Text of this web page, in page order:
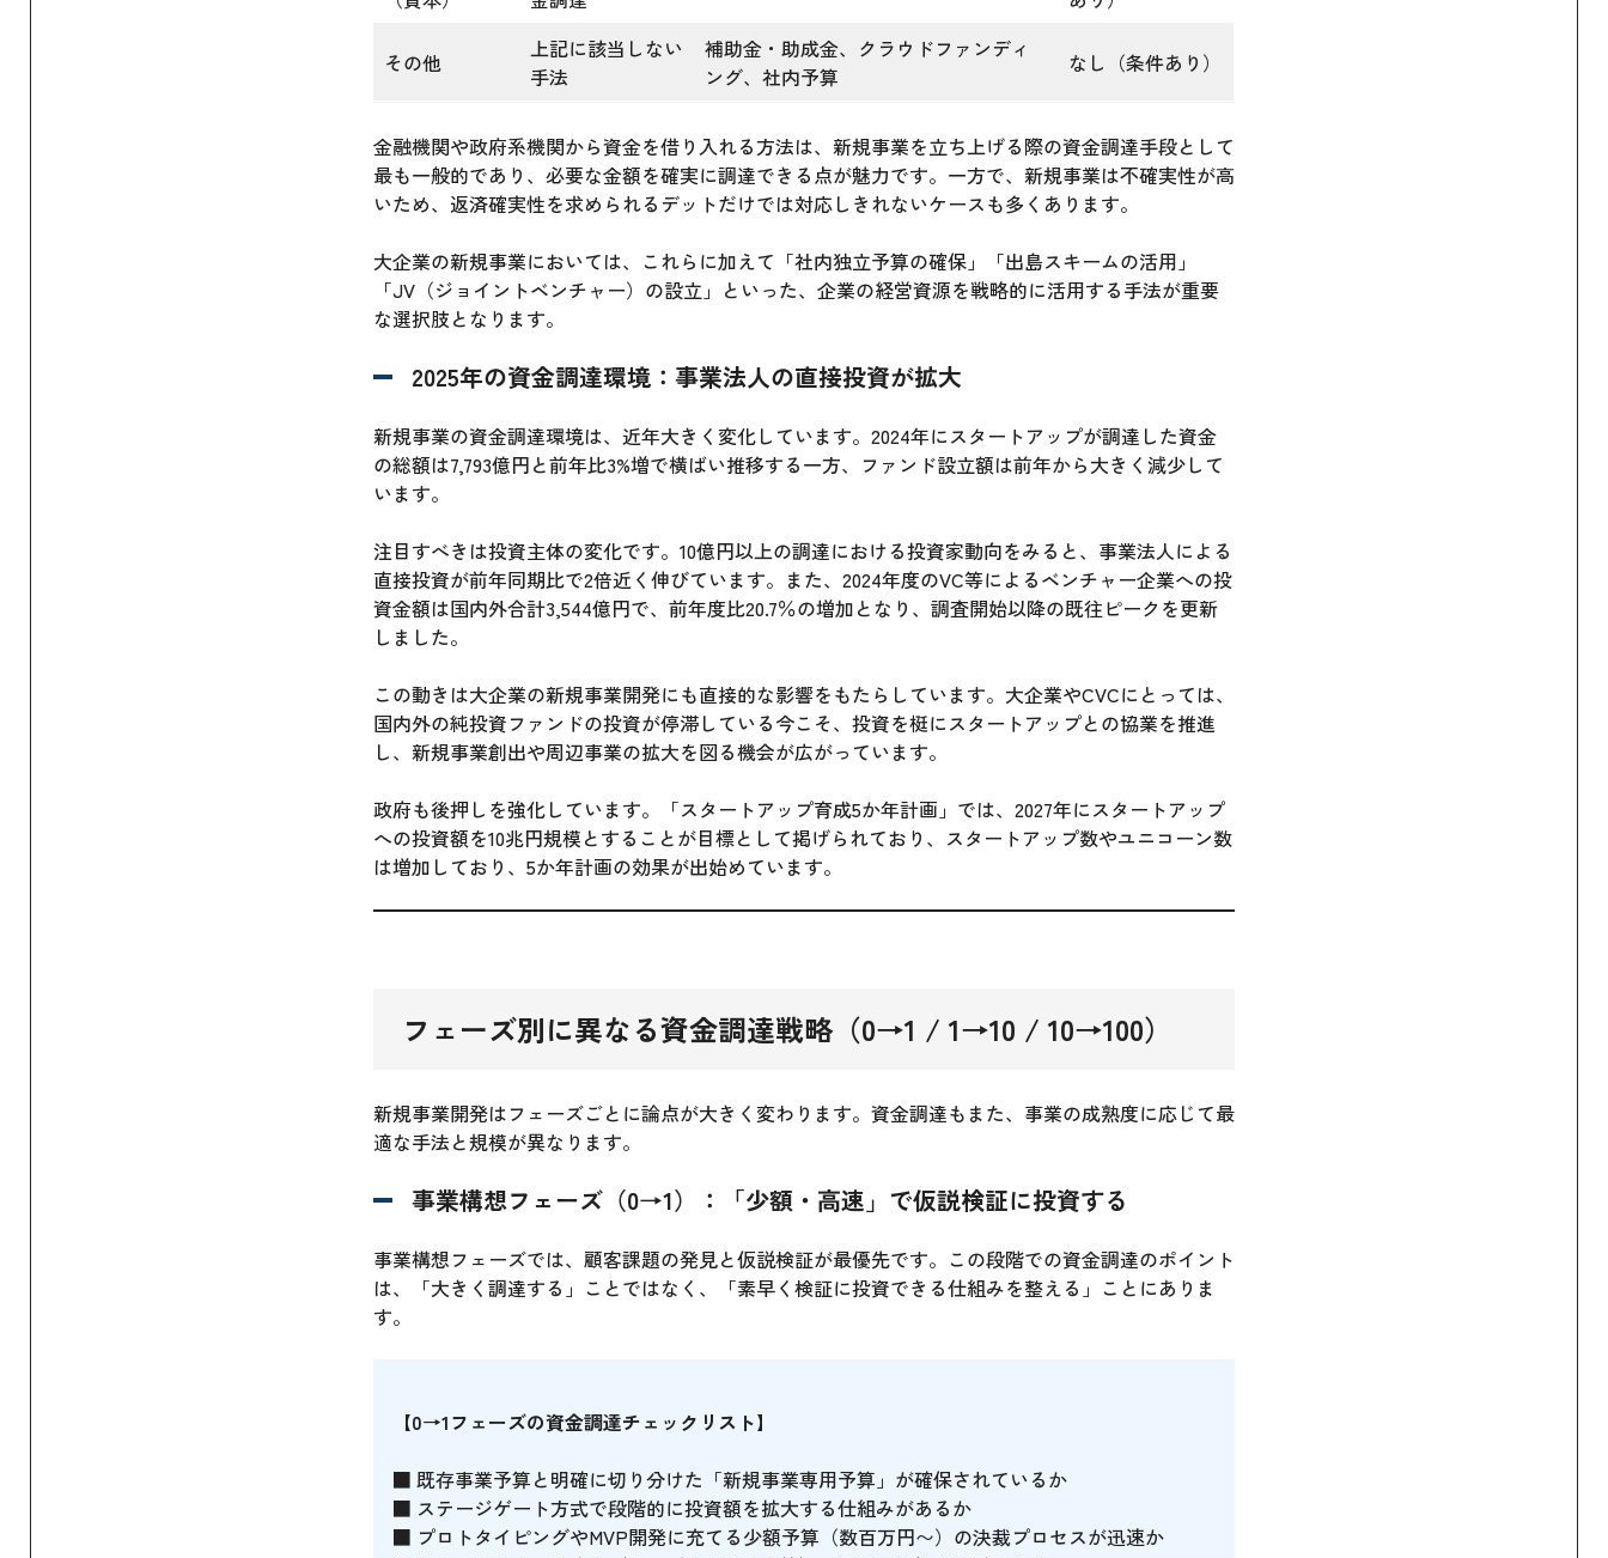
その他
上記に該当しない
手法
補助金・助成金、クラウドファンディ
ング、社内予算
なし（条件あり）
金融機関や政府系機関から資金を借り入れる方法は、新規事業を立ち上げる際の資金調達手段として
最も一般的であり、必要な金額を確実に調達できる点が魅力です。一方で、新規事業は不確実性が高
いため、返済確実性を求められるデットだけでは対応しきれないケースも多くあります。
大企業の新規事業においては、これらに加えて「社内独立予算の確保」「出島スキームの活用」
「JV（ジョイントベンチャー）の設立」といった、企業の経営資源を戦略的に活用する手法が重要
な選択肢となります。
2025年の資金調達環境：事業法人の直接投資が拡大
新規事業の資金調達環境は、近年大きく変化しています。2024年にスタートアップが調達した資金
の総額は7,793億円と前年比3%増で横ばい推移する一方、ファンド設立額は前年から大きく減少して
います。
注目すべきは投資主体の変化です。10億円以上の調達における投資家動向をみると、事業法人による
直接投資が前年同期比で2倍近く伸びています。また、2024年度のVC等によるベンチャー企業への投
資金額は国内外合計3,544億円で、前年度比20.7％の増加となり、調査開始以降の既往ピークを更新
しました。
この動きは大企業の新規事業開発にも直接的な影響をもたらしています。大企業やCVCにとっては、
国内外の純投資ファンドの投資が停滞している今こそ、投資を梃にスタートアップとの協業を推進
し、新規事業創出や周辺事業の拡大を図る機会が広がっています。
政府も後押しを強化しています。「スタートアップ育成5か年計画」では、2027年にスタートアップ
への投資額を10兆円規模とすることが目標として掲げられており、スタートアップ数やユニコーン数
は増加しており、5か年計画の効果が出始めています。
フェーズ別に異なる資金調達戦略（0→1 / 1→10 / 10→100）
新規事業開発はフェーズごとに論点が大きく変わります。資金調達もまた、事業の成熟度に応じて最
適な手法と規模が異なります。
事業構想フェーズ（0→1）：「少額・高速」で仮説検証に投資する
事業構想フェーズでは、顧客課題の発見と仮説検証が最優先です。この段階での資金調達のポイント
は、「大きく調達する」ことではなく、「素早く検証に投資できる仕組みを整える」ことにありま
す。
【0→1フェーズの資金調達チェックリスト】
■ 既存事業予算と明確に切り分けた「新規事業専用予算」が確保されているか
■ ステージゲート方式で段階的に投資額を拡大する仕組みがあるか
■ プロトタイピングやMVP開発に充てる少額予算（数百万円〜）の決裁プロセスが迅速か